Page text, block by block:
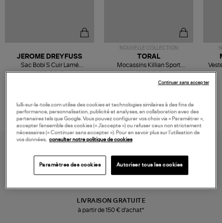
480,00 €
JEROME DREYFUSS
Sac Bobi S Cuir Lamé
Champagne
NOUVELLE COLLECTION
189,00 €
TORAL
Mocassins Killian Sport
Mousse
LIVRAISON GRATUITE
à partir de 150 € d'achat*
lulli-sur-la-toile.com utilise des cookies et technologies similaires à des fins de
performance, personnalisation, publicité et analyses, en collaboration avec des
partenaires tels que Google. Vous pouvez configurer vos choix via « Paramétrer »,
accepter l’ensemble des cookies (« J’accepte ») ou refuser ceux non strictement
nécessaires (« Continuer sans accepter »). Pour en savoir plus sur l’utilisation de
vos données,
consulter notre politique de cookies
Paramètres des cookies Autoriser tous les cookies
Continuer sans accepter